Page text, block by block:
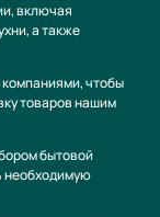
включая
а также
чтобы
товаров нашим
бытовой
необходимую